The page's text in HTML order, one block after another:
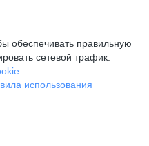
обеспечивать правильную
сетевой трафик.
использования